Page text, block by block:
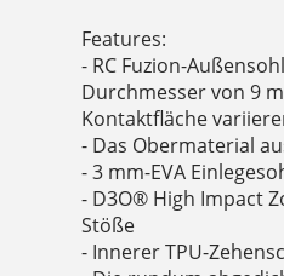
Features:
- RC Fuzion-
Durchmesser von 9
Kontaktfläche
- Das Obermaterial
- 3 mm-EVA
- D3O® High Impact
Stöße
- Innerer TPU-